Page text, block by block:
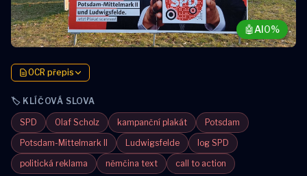
🤖AI0%
OCR přepis
🏷️ KLÍČOVÁ SLOVA
SPD Olaf Scholz kampanční plakát
Potsdam
Potsdam-Mittelmark II
Ludwigsfelde
log SPD
politická reklama
němčina text call to action